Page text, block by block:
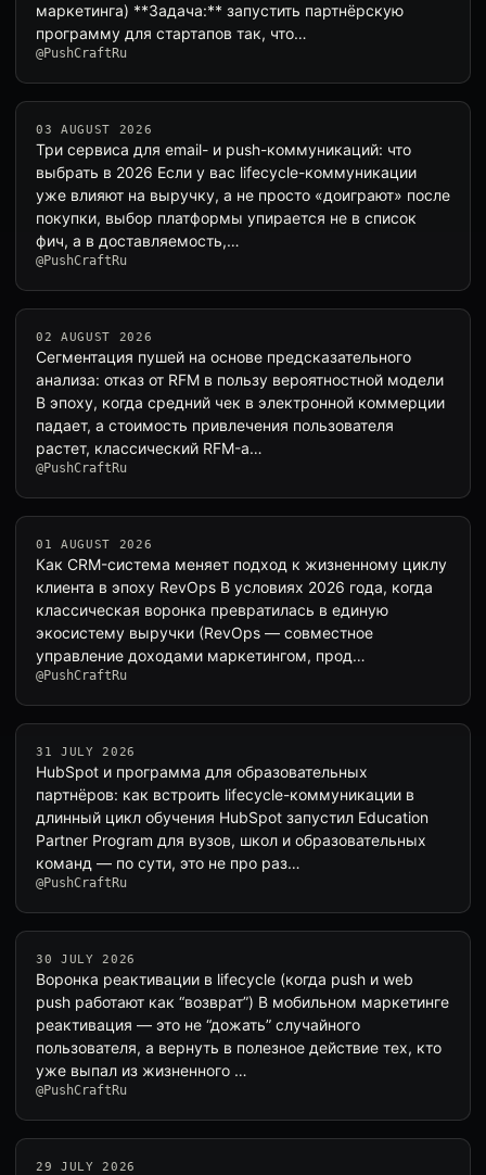
маркетинга) **Задача:** запустить партнёрскую
программу для стартапов так, что…
@PushCraftRu
03 AUGUST 2026
Три сервиса для email- и push-коммуникаций: что
выбрать в 2026 Если у вас lifecycle-коммуникации
уже влияют на выручку, а не просто «доиграют» после
покупки, выбор платформы упирается не в список
фич, а в доставляемость,…
@PushCraftRu
02 AUGUST 2026
Сегментация пушей на основе предсказательного
анализа: отказ от RFM в пользу вероятностной модели
В эпоху, когда средний чек в электронной коммерции
падает, а стоимость привлечения пользователя
растет, классический RFM-а…
@PushCraftRu
01 AUGUST 2026
Как CRM-система меняет подход к жизненному циклу
клиента в эпоху RevOps В условиях 2026 года, когда
классическая воронка превратилась в единую
экосистему выручки (RevOps — совместное
управление доходами маркетингом, прод…
@PushCraftRu
31 JULY 2026
HubSpot и программа для образовательных
партнёров: как встроить lifecycle-коммуникации в
длинный цикл обучения HubSpot запустил Education
Partner Program для вузов, школ и образовательных
команд — по сути, это не про раз…
@PushCraftRu
30 JULY 2026
Воронка реактивации в lifeсycle (когда push и web
push работают как “возврат”) В мобильном маркетинге
реактивация — это не “дожать” случайного
пользователя, а вернуть в полезное действие тех, кто
уже выпал из жизненного …
@PushCraftRu
29 JULY 2026